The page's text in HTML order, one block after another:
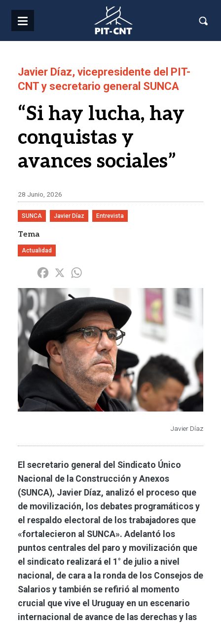
Javier Díaz, vicepresidente del PIT-
CNT y secretario general SUNCA
“Si hay lucha, hay
conquistas y
avances sociales”
28 Junio, 2026
SUNCA Javier Díaz Entrevista
Tema
Actualidad
Share Facebook
X
Imagen
Javier Díaz
El secretario general del Sindicato Único
Nacional de la Construcción y Anexos
(SUNCA), Javier Díaz, analizó el proceso que
de movilización, los debates programáticos y
el respaldo electoral de los trabajadores que
«fortalecieron al SUNCA». Adelantó los
puntos centrales del paro y movilización que
el sindicato realizará el 1° de julio a nivel
nacional, de cara a la ronda de los Consejos de
Salarios y también se refirió al momento
crucial que vive el Uruguay en un escenario
internacional de avance de las derechas y las